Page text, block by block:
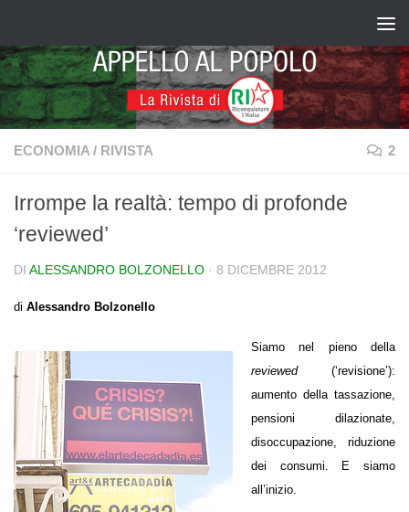
ECONOMIA / RIVISTA 2
Irrompe la realtà: tempo di profonde
‘reviewed’
DI ALESSANDRO BOLZONELLO · 8 DICEMBRE 2012
di Alessandro Bolzonello
Siamo nel pieno della
reviewed(‘revisione’):
aumento della tassazione,
pensioni dilazionate,
disoccupazione, riduzione
dei consumi. E siamo
all’inizio.